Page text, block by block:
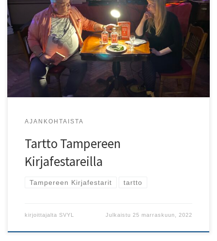
Unescon kirjallisuuskaupunki Tartto esittäytyy
messuosastollaan ja kirjailijatapaamisissa Tampereen
Kirjafestareilla!
AJANKOHTAISTA
Tartto Tampereen
Kirjafestareilla
Tampereen Kirjafestarit tartto
kirjoittajalta SVYL Julkaistu 25 marraskuun, 2022